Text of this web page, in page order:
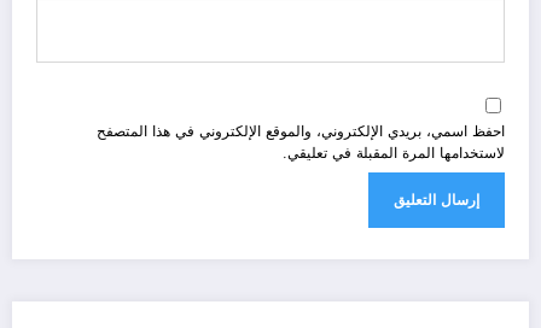
احفظ اسمي، بريدي الإلكتروني، والموقع الإلكتروني في هذا المتصفح
لاستخدامها المرة المقبلة في تعليقي.